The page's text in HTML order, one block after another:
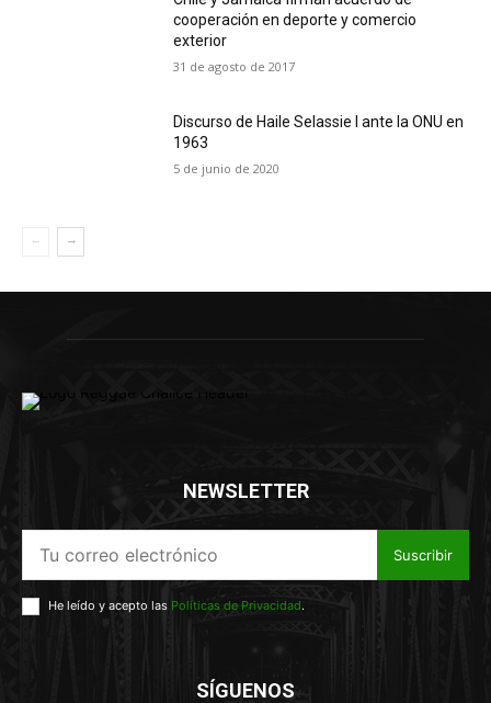
cooperación en deporte y comercio
exterior
31 de agosto de 2017
Discurso de Haile Selassie I ante la ONU en
1963
5 de junio de 2020
NEWSLETTER
Suscribir
He leído y acepto las Políticas de Privacidad.
SÍGUENOS